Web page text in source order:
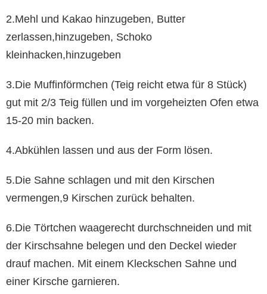
2.Mehl und Kakao hinzugeben, Butter
zerlassen,hinzugeben, Schoko
kleinhacken,hinzugeben
3.Die Muffinförmchen (Teig reicht etwa für 8 Stück)
gut mit 2/3 Teig füllen und im vorgeheizten Ofen etwa
15-20 min backen.
4.Abkühlen lassen und aus der Form lösen.
5.Die Sahne schlagen und mit den Kirschen
vermengen,9 Kirschen zurück behalten.
6.Die Törtchen waagerecht durchschneiden und mit
der Kirschsahne belegen und den Deckel wieder
drauf machen. Mit einem Kleckschen Sahne und
einer Kirsche garnieren.